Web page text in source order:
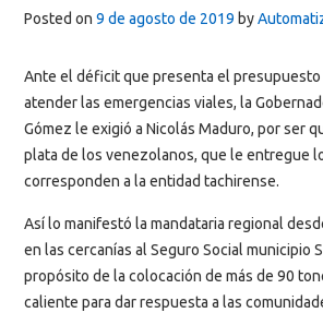
Posted on 9 de agosto de 2019 by
Ante el déficit que presenta el presupuesto
atender las emergencias viales, la
Gómez le exigió a Nicolás Maduro, por ser
plata de los venezolanos, que le entregue
corresponden a la entidad tachirense.
Así lo manifestó la mandataria regional
en las cercanías al Seguro Social municipio
propósito de la colocación de más de 90
caliente para dar respuesta a las